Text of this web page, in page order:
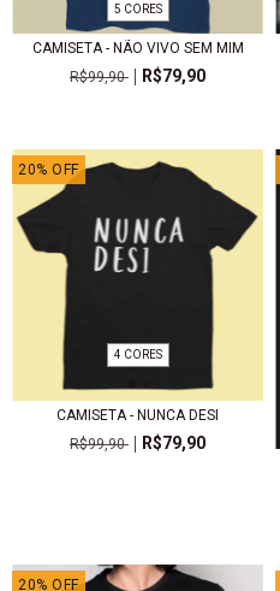
5 CORES
CAMISETA - NÃO VIVO SEM MIM
R$99,90
R$79,90
20% OFF
4 CORES
CAMISETA - NUNCA DESI
R$99,90
R$79,90
20% OFF